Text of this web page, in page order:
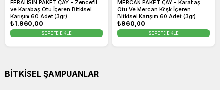
FERAHSİN PAKET ÇAY - Zencefil
ve Karabaş Otu İçeren Bitkisel
Karışım 60 Adet (3gr)
Normal
fiyat
₺1.960,00
SEPETE EKLE
MERCAN PAKET ÇAY - Karabaş
Otu Ve Mercan Köşk İçeren
Bitkisel Karışım 60 Adet (3gr)
Normal
fiyat
₺960,00
SEPETE EKLE
BİTKİSEL ŞAMPUANLAR